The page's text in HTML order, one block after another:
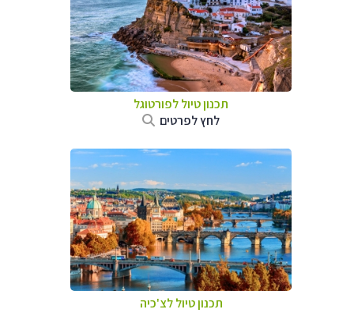
תכנון טיול לפורטוגל
לחץ לפרטים
תכנון טיול לצ'כיה